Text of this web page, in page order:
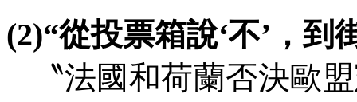
(2)“從投票箱說‘不’ ，到
〝法國和荷蘭否決歐